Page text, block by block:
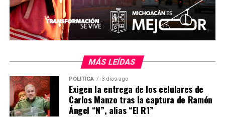
mizitacuaro
MÁS LEÍDAS
POLÍTICA 3 días ago
Exigen la entrega de los celulares de
Carlos Manzo tras la captura de Ramón
Ángel “N”, alias “El R1”